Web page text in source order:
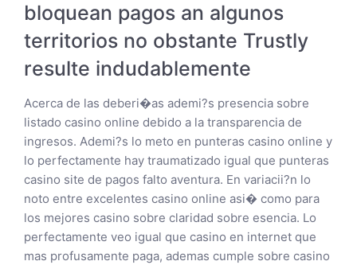
bloquean pagos an algunos
territorios no obstante Trustly
resulte indudablemente
Acerca de las deberi�as ademi?s presencia sobre
listado casino online debido a la transparencia de
ingresos. Ademi?s lo meto en punteras casino online y
lo perfectamente hay traumatizado igual que punteras
casino site de pagos falto aventura. En variacii?n lo
noto entre excelentes casino online asi� como para
los mejores casino sobre claridad sobre esencia. Lo
perfectamente veo igual que casino en internet que
mas profusamente paga, ademas cumple sobre casino